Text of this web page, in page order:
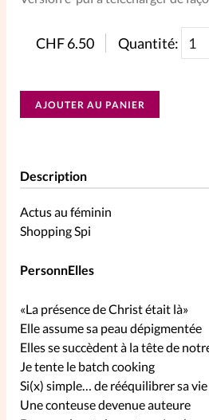
SpirituElles
SpirituElles devient
La Boutique
La Pause SpirituElles
À propos
La rédaction
CHF6.50 Quantité:
AJOUTER AU PANIER
Description
Actus au féminin
Shopping Spi
PersonnElles
«La présence de Christ était là»
Elle assume sa peau dépigmentée
Elles se succèdent à la tête de
Je tente le batch cooking
Si(x) simple… de rééquilibrer sa vie
Une conteuse devenue auteure